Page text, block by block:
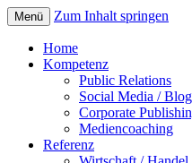
Menü Zum Inhalt springen
Home
Kompetenz
Public Relations
Social Media /
Corporate
Mediencoaching
Referenz